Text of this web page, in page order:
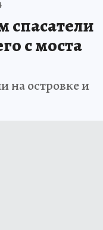
спасатели
с моста
на островке и